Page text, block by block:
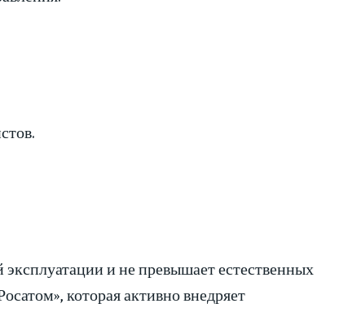
и не превышает естественных
которая активно внедряет